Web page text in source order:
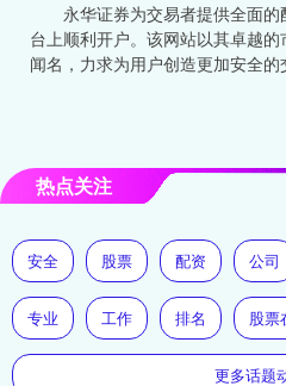
永华证券为交易者提供全面
台上顺利开户。该网站以其卓越
闻名，力求为用户创造更加安全的
热点关注
安全 股票 配资 公司
专业 工作 排名 股票
更多话题